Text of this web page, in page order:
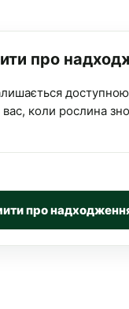
про
коли рослина
про